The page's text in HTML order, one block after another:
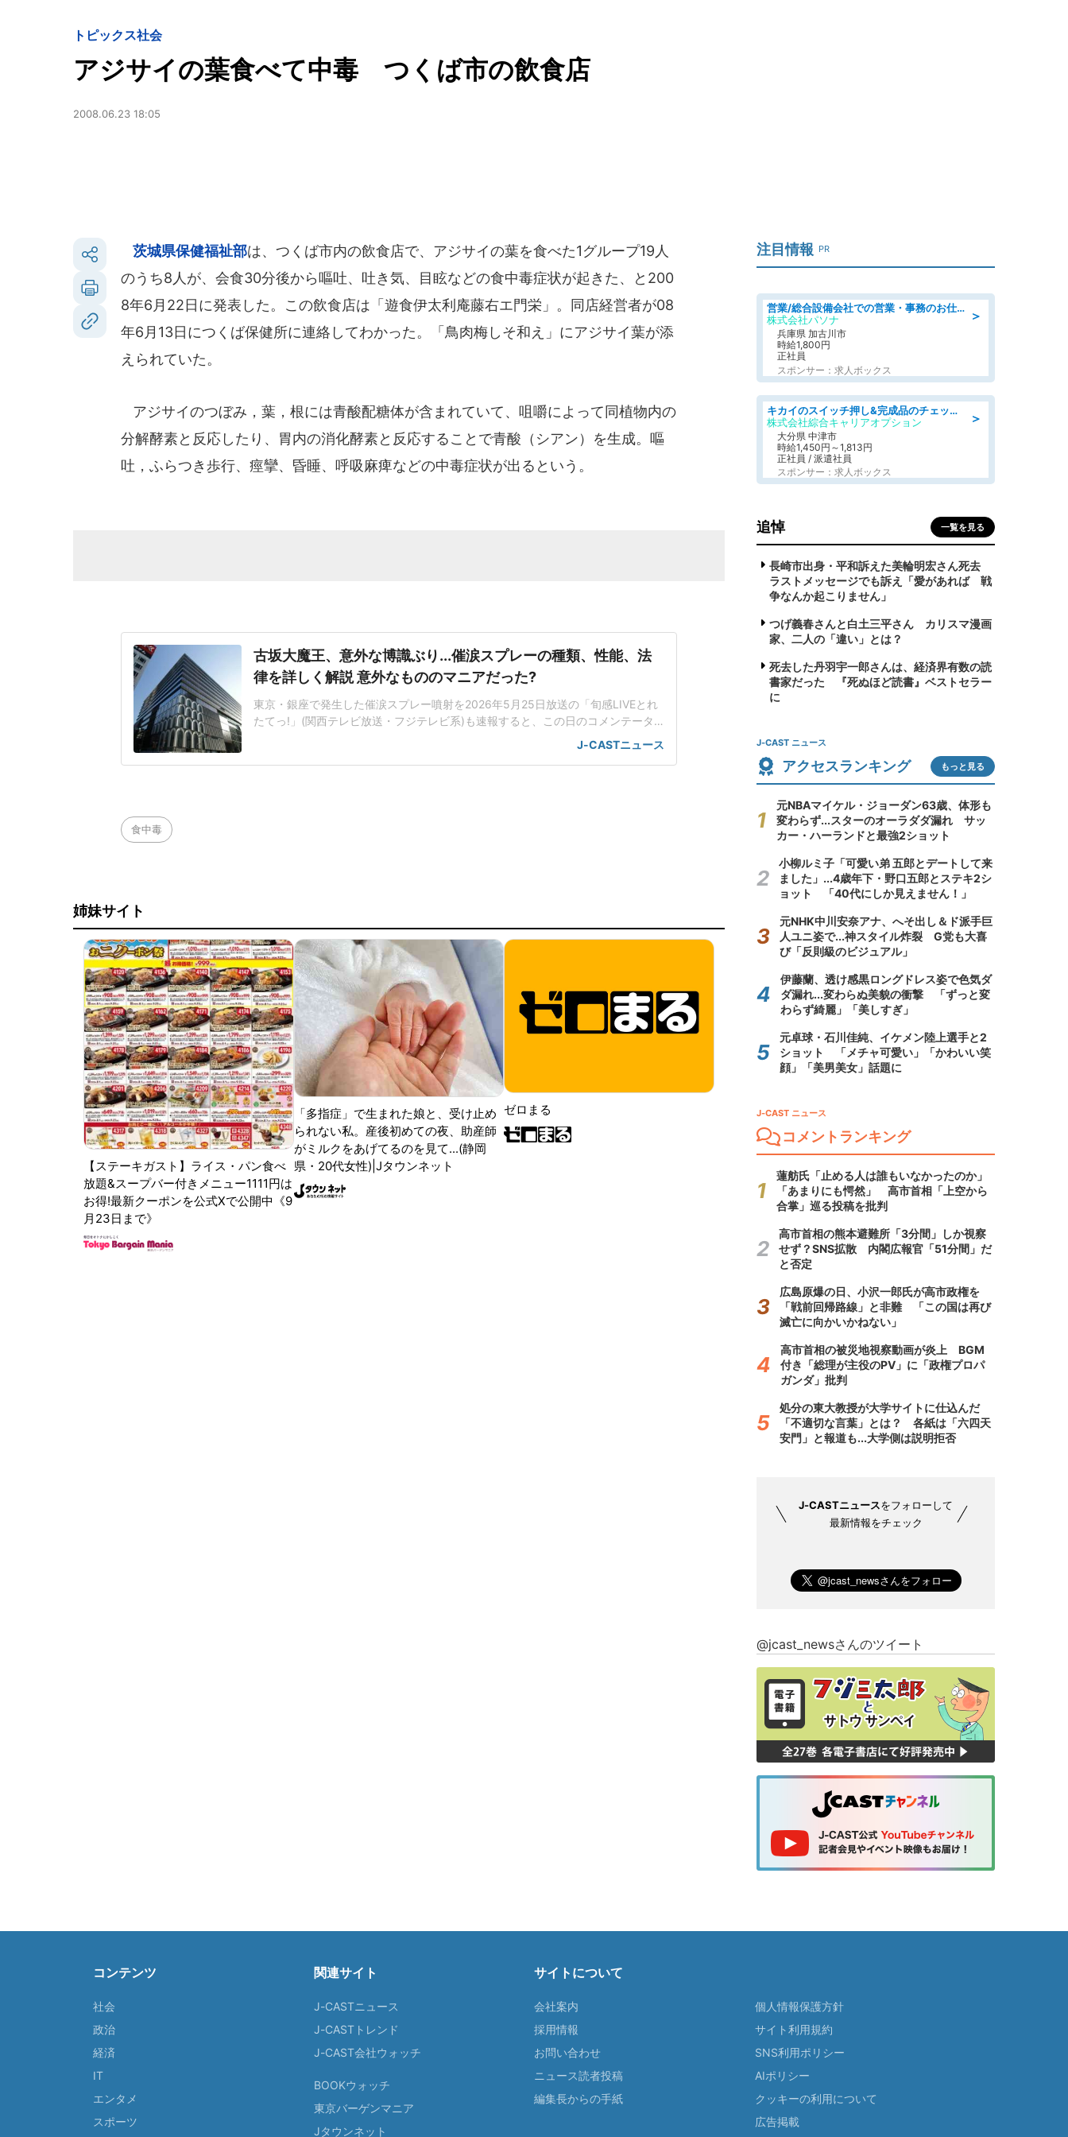
トピックス社会
アジサイの葉食べて中毒 つくば市の飲食店
2008.06.23 18:05
茨城県保健福祉部は、つくば市内の飲食店で、アジサイの葉を食べた1グループ19人
のうち8人が、会食30分後から嘔吐、吐き気、目眩などの食中毒症状が起きた、と200
8年6月22日に発表した。この飲食店は「遊食伊太利庵藤右エ門栄」。同店経営者が08
年6月13日につくば保健所に連絡してわかった。「鳥肉梅しそ和え」にアジサイ葉が添
えられていた。
アジサイのつぼみ，葉，根には青酸配糖体が含まれていて、咀嚼によって同植物内の
分解酵素と反応したり、胃内の消化酵素と反応することで青酸（シアン）を生成。嘔
吐，ふらつき歩行、痙攣、昏睡、呼吸麻痺などの中毒症状が出るという。
古坂大魔王、意外な博識ぶり...催涙スプレーの種類、性能、法
律を詳しく解説 意外なもののマニアだった?
東京・銀座で発生した催涙スプレー噴射を2026年5月25日放送の「旬感LIVEとれ
たてっ!」(関西テレビ放送・フジテレビ系)も速報すると、この日のコメンテータ
ーの古坂大魔王さん(コメディアン)が、催涙スプレーにやたら詳しかった。どうも
防犯グッズマニアらしい。催涙スプレーを「犯人は自分も浴びているのではない
J-CASTニュース
食中毒
姉妹サイト
【ステーキガスト】ライス・パン食べ
放題&スープバー付きメニュー1111円は
お得!最新クーポンを公式Xで公開中《9
月23日まで》
「多指症」で生まれた娘と、受け止め
られない私。産後初めての夜、助産師
がミルクをあげてるのを見て...(静岡
県・20代女性)|Jタウンネット
ゼロまる
注目情報 PR
＞
営業/総合設備会社での営業・事務のお仕事/即日勤務可/車通勤可/営業/営業事務
株式会社パソナ
兵庫県 加古川市
時給1,800円
正社員
スポンサー：求人ボックス
＞
キカイのスイッチ押し&完成品のチェック/好条件
株式会社綜合キャリアオプション
大分県 中津市
時給1,450円～1,813円
正社員 / 派遣社員
スポンサー：求人ボックス
追悼 一覧を見る
長崎市出身・平和訴えた美輪明宏さん死去
ラストメッセージでも訴え「愛があれば 戦
争なんか起こりません」
つげ義春さんと白土三平さん カリスマ漫画
家、二人の「違い」とは？
死去した丹羽宇一郎さんは、経済界有数の読
書家だった 『死ぬほど読書』ベストセラー
に
J-CAST ニュース
アクセスランキング もっと見る
元NBAマイケル・ジョーダン63歳、体形も
変わらず...スターのオーラダダ漏れ サッ
カー・ハーランドと最強2ショット
小柳ルミ子「可愛い弟 五郎とデートして来
ました」...4歳年下・野口五郎とステキ2シ
ョット 「40代にしか見えません！」
元NHK中川安奈アナ、へそ出し＆ド派手巨
人ユニ姿で...神スタイル炸裂 G党も大喜
び「反則級のビジュアル」
伊藤蘭、透け感黒ロングドレス姿で色気ダ
ダ漏れ...変わらぬ美貌の衝撃 「ずっと変
わらず綺麗」「美しすぎ」
元卓球・石川佳純、イケメン陸上選手と2
ショット 「メチャ可愛い」「かわいい笑
顔」「美男美女」話題に
J-CAST ニュース
コメントランキング
蓮舫氏「止める人は誰もいなかったのか」
「あまりにも愕然」 高市首相「上空から
合掌」巡る投稿を批判
高市首相の熊本避難所「3分間」しか視察
せず？SNS拡散 内閣広報官「51分間」だ
と否定
広島原爆の日、小沢一郎氏が高市政権を
「戦前回帰路線」と非難 「この国は再び
滅亡に向かいかねない」
高市首相の被災地視察動画が炎上 BGM
付き「総理が主役のPV」に「政権プロパ
ガンダ」批判
処分の東大教授が大学サイトに仕込んだ
「不適切な言葉」とは？ 各紙は「六四天
安門」と報道も...大学側は説明拒否
J-CASTニュースをフォローして
最新情報をチェック
@jcast_newsさんのツイート
コンテンツ
社会
政治
経済
IT
エンタメ
スポーツ
関連サイト
J-CASTニュース
J-CASTトレンド
J-CAST会社ウォッチ
BOOKウォッチ
東京バーゲンマニア
Jタウンネット
サイトについて
会社案内
採用情報
お問い合わせ
ニュース読者投稿
編集長からの手紙
個人情報保護方針
サイト利用規約
SNS利用ポリシー
AIポリシー
クッキーの利用について
広告掲載